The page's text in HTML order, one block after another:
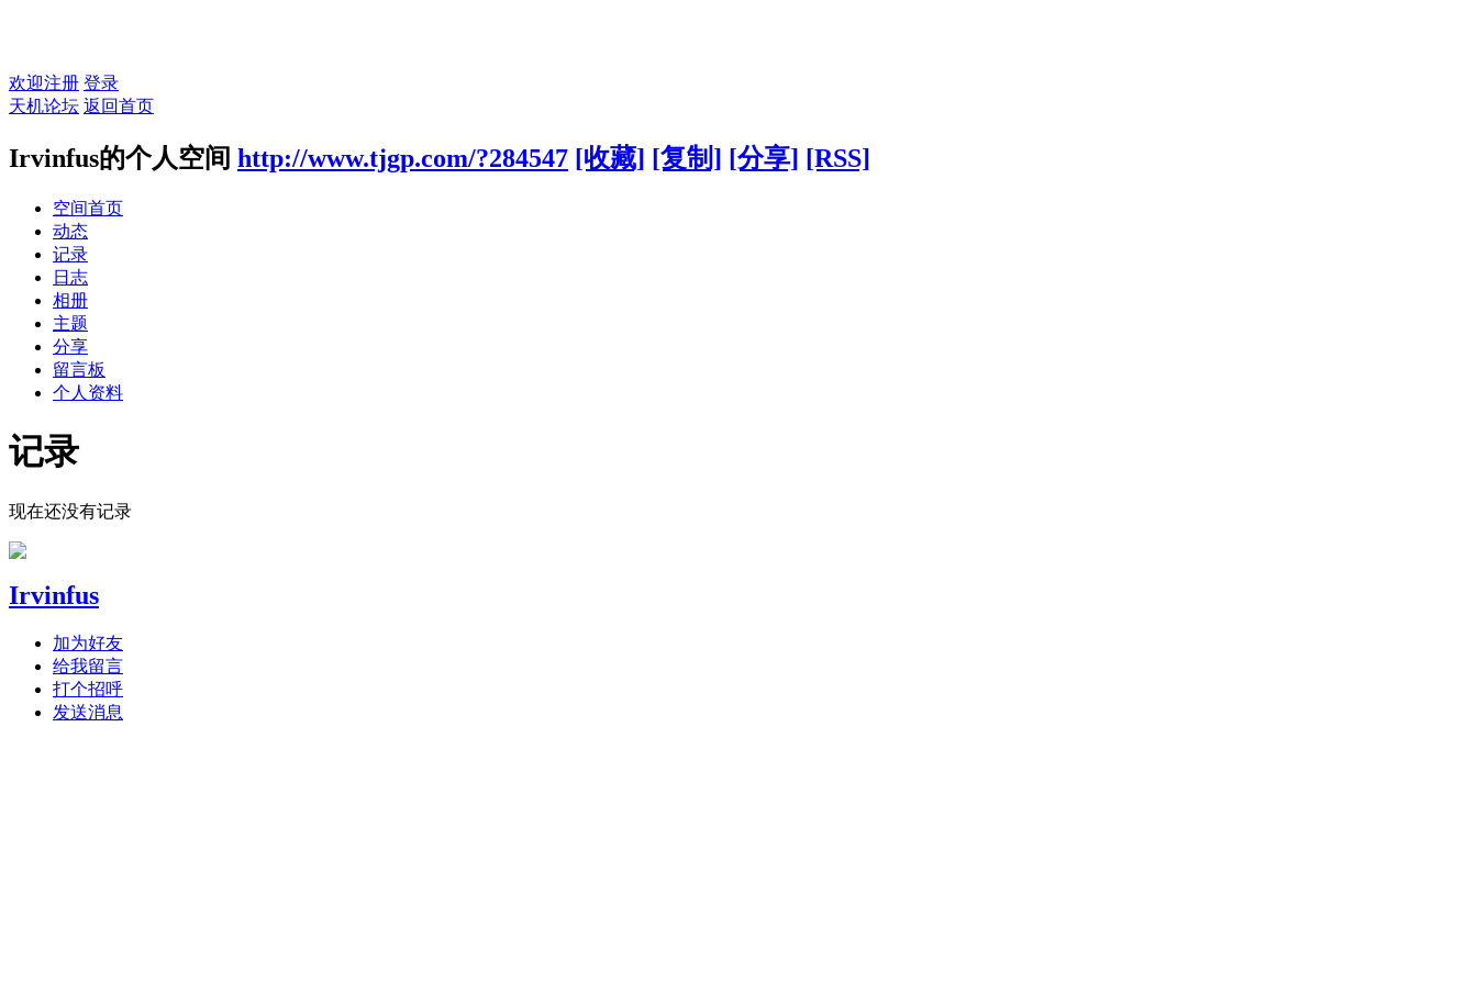
欢迎注册 登录
天机论坛 返回首页
Irvinfus的个人空间 http://www.tjgp.com/?284547 [收藏] [复制] [分享] [RSS]
空间首页
动态
记录
日志
相册
主题
分享
留言板
个人资料
记录
现在还没有记录
Irvinfus
加为好友
给我留言
打个招呼
发送消息